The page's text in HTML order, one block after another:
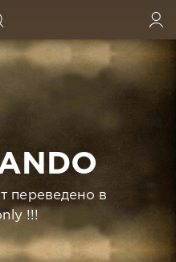
переведено в
!!!